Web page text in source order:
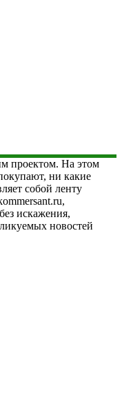
проектом. На этом
ни какие
собой ленту
искажения,
новостей